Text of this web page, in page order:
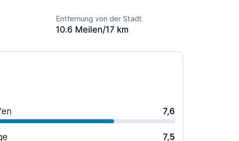
Entfernung von der Stadt
10.6 Meilen/17 km
7,6
7,5